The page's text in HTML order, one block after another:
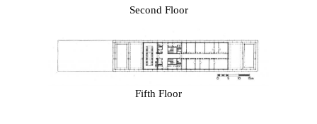
Second Floor
Fifth Floor